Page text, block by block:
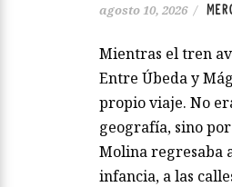
agosto 10, 2026 /
Mientras el tren
Entre Úbeda y
propio viaje. No
geografía, sino
Molina regresaba
infancia, a las